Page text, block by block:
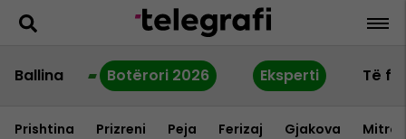
Ballina Botërori 2026 Eksperti Të
Prishtina Prizreni Peja Ferizaj Gjakova